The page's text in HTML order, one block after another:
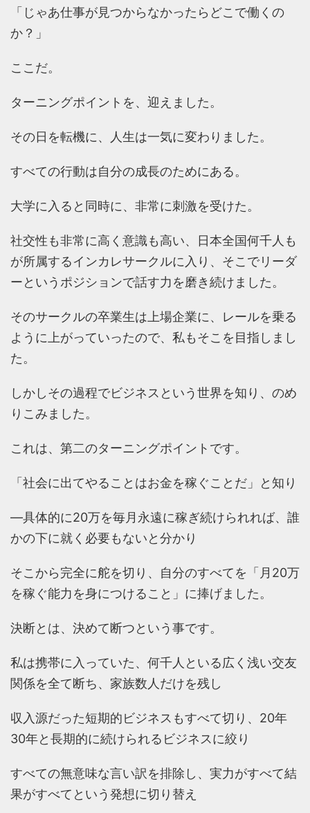
「じゃあ仕事が見つからなかったらどこで働くの
か？」
ここだ。
ターニングポイントを、迎えました。
その日を転機に、人生は一気に変わりました。
すべての行動は自分の成長のためにある。
大学に入ると同時に、非常に刺激を受けた。
社交性も非常に高く意識も高い、日本全国何千人も
が所属するインカレサークルに入り、そこでリーダ
ーというポジションで話す力を磨き続けました。
そのサークルの卒業生は上場企業に、レールを乗る
ように上がっていったので、私もそこを目指しまし
た。
しかしその過程でビジネスという世界を知り、のめ
りこみました。
これは、第二のターニングポイントです。
「社会に出てやることはお金を稼ぐことだ」と知り
―具体的に20万を毎月永遠に稼ぎ続けられれば、誰
かの下に就く必要もないと分かり
そこから完全に舵を切り、自分のすべてを「月20万
を稼ぐ能力を身につけること」に捧げました。
決断とは、決めて断つという事です。
私は携帯に入っていた、何千人といる広く浅い交友
関係を全て断ち、家族数人だけを残し
収入源だった短期的ビジネスもすべて切り、20年
30年と長期的に続けられるビジネスに絞り
すべての無意味な言い訳を排除し、実力がすべて結
果がすべてという発想に切り替え